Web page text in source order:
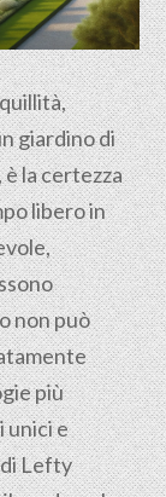
giardino di
la certezza
libero in
non può
più
unici e
Lefty